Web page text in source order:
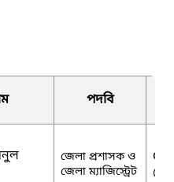
পদবি
জেলা প্রশাসক ও
জেলা ম্যাজিস্ট্রেট